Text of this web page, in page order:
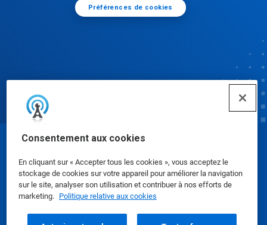
Consentement aux cookies
En cliquant sur « Accepter tous les cookies », vous acceptez le
stockage de cookies sur votre appareil pour améliorer la navigation
sur le site, analyser son utilisation et contribuer à nos efforts de
marketing. Politique relative aux cookies
Préférences de cookies
Fiches de données de sécurité|Politique de
confidentialité|conditions d'utilisation